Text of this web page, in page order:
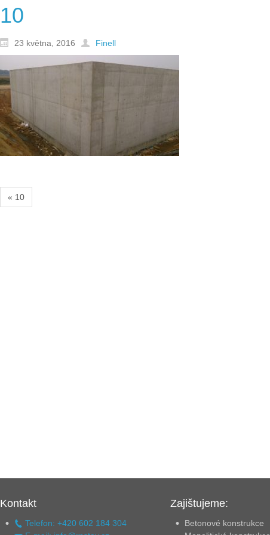
10
23 května, 2016 Finell
« 10
Kontakt
Telefon: +420 602 184 304
Zajištujeme:
Betonové konstrukce